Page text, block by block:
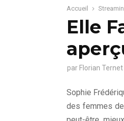
Accueil
Elle
par Florian Ternet
Sophie
des femmes